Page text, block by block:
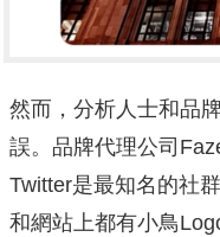
然而，分析人士和品
誤。品牌代理公司
Twitter是最知名的社
和網站上都有小鳥